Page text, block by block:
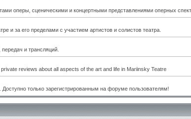
оперы, сценическими и концертными представлениями оперных
и за его пределами с участием артистов и солистов театра.
и трансляций.
reviews about all aspects of the art and life in Mariinsky Teatre
только зарегистрированным на форуме пользователям!